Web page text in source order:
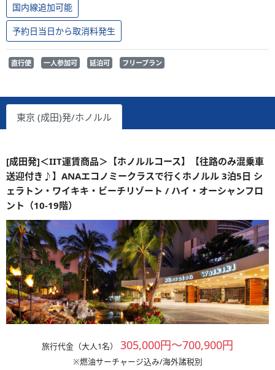
国内線追加可能
予約日当日から取消料発生
直行便 一人参加可 延泊可 フリープラン
東京 (成田)発/ホノルル
[成田発]＜IIT運賃商品＞【ホノルルコース】【往路のみ混乗車
送迎付き♪】ANAエコノミークラスで行くホノルル 3泊5日 シ
ェラトン・ワイキキ・ビーチリゾート / ハイ・オーシャンフロ
ント（10-19階）
旅行代金（大人1名） 305,000円～700,900円
※燃油サーチャージ込み/海外諸税別